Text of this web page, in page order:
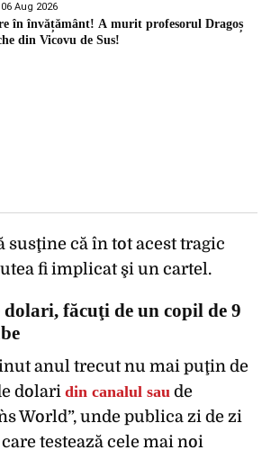
Aug 2026
în învățământ! A murit profesorul Dragoș
din Vicovu de Sus!
susţine că în tot acest tragic
fi implicat şi un cartel.
făcuţi de un copil de 9
anul trecut nu mai puţin de
dolari din canalul sau de
World”, unde publica zi de zi
testează cele mai noi